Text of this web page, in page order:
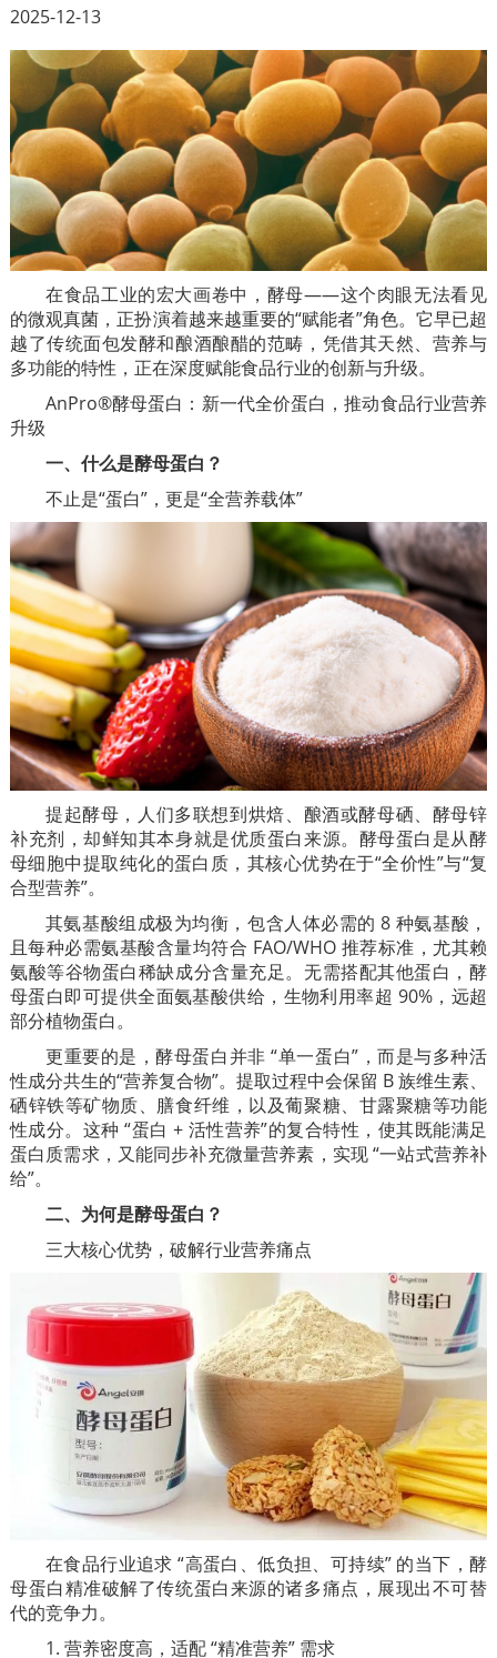
2025-12-13
在食品工业的宏大画卷中，酵母——这个肉眼无法看见
的微观真菌，正扮演着越来越重要的“赋能者”角色。它早已超
越了传统面包发酵和酿酒酿醋的范畴，凭借其天然、营养与
多功能的特性，正在深度赋能食品行业的创新与升级。
AnPro®酵母蛋白：新一代全价蛋白，推动食品行业营养
升级
一、什么是酵母蛋白？
不止是“蛋白”，更是“全营养载体”
提起酵母，人们多联想到烘焙、酿酒或酵母硒、酵母锌
补充剂，却鲜知其本身就是优质蛋白来源。酵母蛋白是从酵
母细胞中提取纯化的蛋白质，其核心优势在于“全价性”与“复
合型营养”。
其氨基酸组成极为均衡，包含人体必需的 8 种氨基酸，
且每种必需氨基酸含量均符合 FAO/WHO 推荐标准，尤其赖
氨酸等谷物蛋白稀缺成分含量充足。无需搭配其他蛋白，酵
母蛋白即可提供全面氨基酸供给，生物利用率超 90%，远超
部分植物蛋白。
更重要的是，酵母蛋白并非 “单一蛋白”，而是与多种活
性成分共生的“营养复合物”。提取过程中会保留 B 族维生素、
硒锌铁等矿物质、膳食纤维，以及葡聚糖、甘露聚糖等功能
性成分。这种 “蛋白 + 活性营养”的复合特性，使其既能满足
蛋白质需求，又能同步补充微量营养素，实现 “一站式营养补
给”。
二、为何是酵母蛋白？
三大核心优势，破解行业营养痛点
在食品行业追求 “高蛋白、低负担、可持续” 的当下，酵
母蛋白精准破解了传统蛋白来源的诸多痛点，展现出不可替
代的竞争力。
1. 营养密度高，适配 “精准营养” 需求